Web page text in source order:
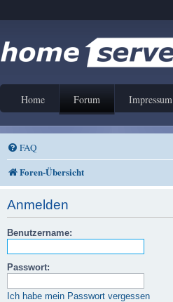
Home Forum Impressum
FAQ
Foren-Übersicht
Anmelden
Benutzername:
Passwort:
Ich habe mein Passwort vergessen